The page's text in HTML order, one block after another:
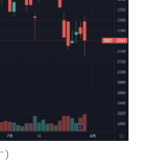
)